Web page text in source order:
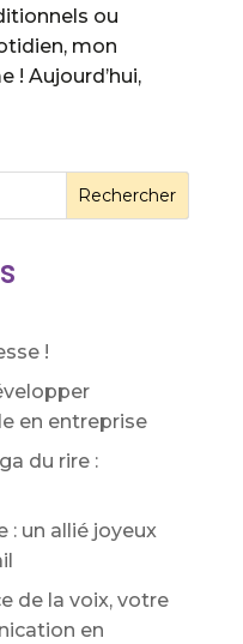
ou
mon
! Aujourd’hui,
Rechercher
!
en entreprise
du rire :
: un allié joyeux
de la voix, votre
en